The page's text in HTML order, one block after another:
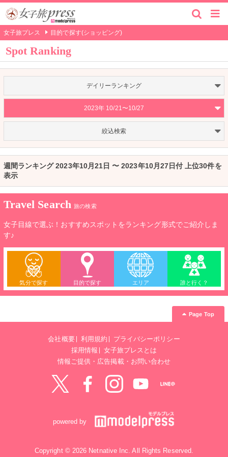
女子旅プレス 目的で探す(ショッピング)
Spot Ranking
デイリーランキング
2023年 10/21〜10/27
絞込検索
週間ランキング 2023年10月21日 〜 2023年10月27日付 上位30件を
表示
Travel Search 旅の検索
女子目線で選ぶ！おすすめスポットをランキング形式でご紹介しま
す♪
気分で探す 目的で探す エリア 誰と行く？
Page Top
会社概要 利用規約
プライバシーポリシー
採用情報
女子旅プレスとは
情報ご提供・広告掲載・お問い合わせ
powered by
Copyright © 2026 Netnative Inc. All Rights Reserved.